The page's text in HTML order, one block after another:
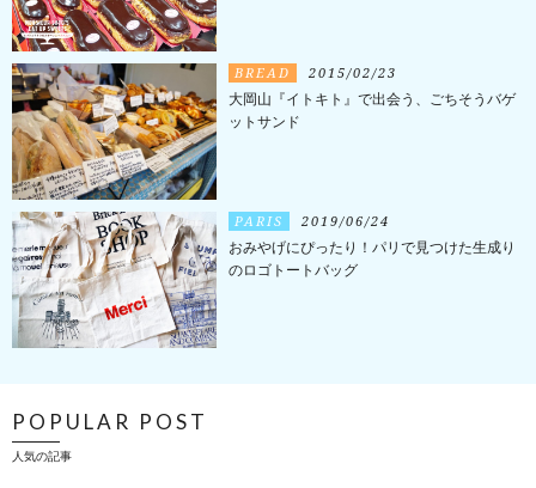
BREAD 2015/02/23
大岡山『イトキト』で出会う、ごちそうバゲ
ットサンド
PARIS 2019/06/24
おみやげにぴったり！パリで見つけた生成り
のロゴトートバッグ
POPULAR POST
人気の記事